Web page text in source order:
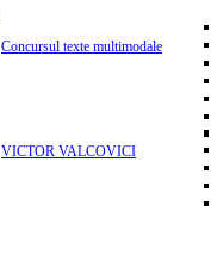
Concursul texte multimodale
VICTOR VALCOVICI